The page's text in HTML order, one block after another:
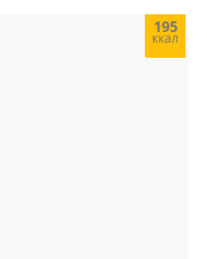
195
ккал